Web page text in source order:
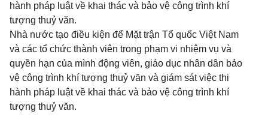
hành pháp luật về khai thác và bảo vệ công trình khí
tượng thuỷ văn.
Nhà nước tạo điều kiện để Mặt trận Tổ quốc Việt Nam
và các tổ chức thành viên trong phạm vi nhiệm vụ và
quyền hạn của mình động viên, giáo dục nhân dân bảo
vệ công trình khí tượng thuỷ văn và giám sát việc thi
hành pháp luật về khai thác và bảo vệ công trình khí
tượng thuỷ văn.